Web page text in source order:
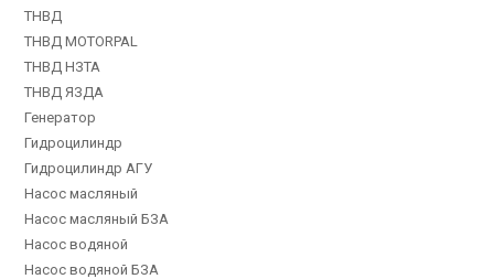
ТНВД
ТНВД MOTORPAL
ТНВД НЗТА
ТНВД ЯЗДА
Генератор
Гидроцилиндр
Гидроцилиндр АГУ
Насос масляный
Насос масляный БЗА
Насос водяной
Насос водяной БЗА